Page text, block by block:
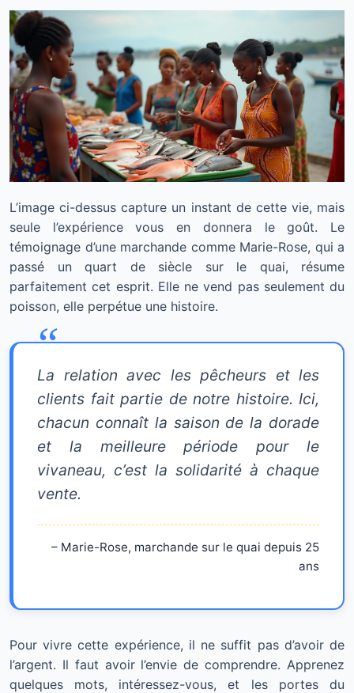
L’image ci-dessus capture un instant de cette vie, mais
seule l’expérience vous en donnera le goût. Le
témoignage d’une marchande comme Marie-Rose, qui a
passé un quart de siècle sur le quai, résume
parfaitement cet esprit. Elle ne vend pas seulement du
poisson, elle perpétue une histoire.
La relation avec les pêcheurs et les
clients fait partie de notre histoire. Ici,
chacun connaît la saison de la dorade
et la meilleure période pour le
vivaneau, c’est la solidarité à chaque
vente.
– Marie-Rose, marchande sur le quai depuis 25
ans
Pour vivre cette expérience, il ne suffit pas d’avoir de
l’argent. Il faut avoir l’envie de comprendre. Apprenez
quelques mots, intéressez-vous, et les portes du